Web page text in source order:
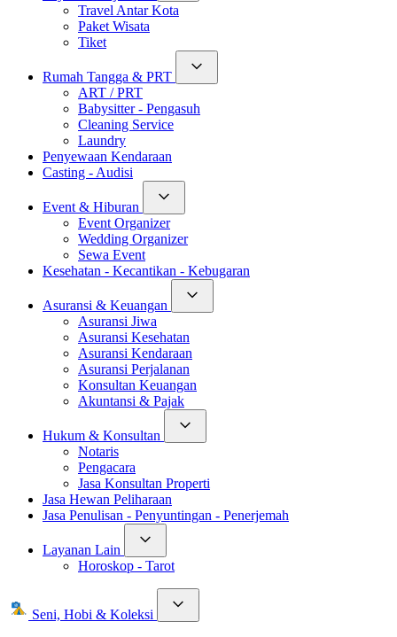
Travel Antar Kota
Paket Wisata
Tiket
Rumah Tangga & PRT
ART / PRT
Babysitter - Pengasuh
Cleaning Service
Laundry
Penyewaan Kendaraan
Casting - Audisi
Event & Hiburan
Event Organizer
Wedding Organizer
Sewa Event
Kesehatan - Kecantikan - Kebugaran
Asuransi & Keuangan
Asuransi Jiwa
Asuransi Kesehatan
Asuransi Kendaraan
Asuransi Perjalanan
Konsultan Keuangan
Akuntansi & Pajak
Hukum & Konsultan
Notaris
Pengacara
Jasa Konsultan Properti
Jasa Hewan Peliharaan
Jasa Penulisan - Penyuntingan - Penerjemah
Layanan Lain
Horoskop - Tarot
Seni, Hobi & Koleksi